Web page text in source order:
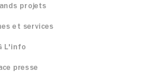
projets
et services
L'info
presse